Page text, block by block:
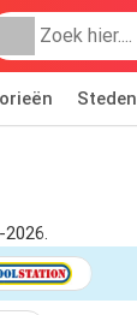
Steden